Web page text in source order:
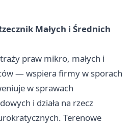
Małych i Średnich
praw mikro, małych i
— wspiera firmy w sporach
w sprawach
i działa na rzecz
Terenowe